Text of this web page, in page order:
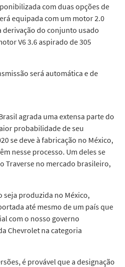
com duas opções de
equipada com um motor 2.0
derivação do conjunto usado
V6 3.6 aspirado de 305
será automática e de
agrada uma extensa parte do
probabilidade de seu
se deve à fabricação no México,
nesse processo. Um deles se
Traverse no mercado brasileiro,
seja produzida no México,
até mesmo de um país que
com o nosso governo
Chevrolet na categoria
é provável que a designação